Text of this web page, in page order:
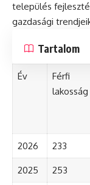
település
gazdasági
Tartalom
Év
Férfi
lakosság
2026 233
2025 253